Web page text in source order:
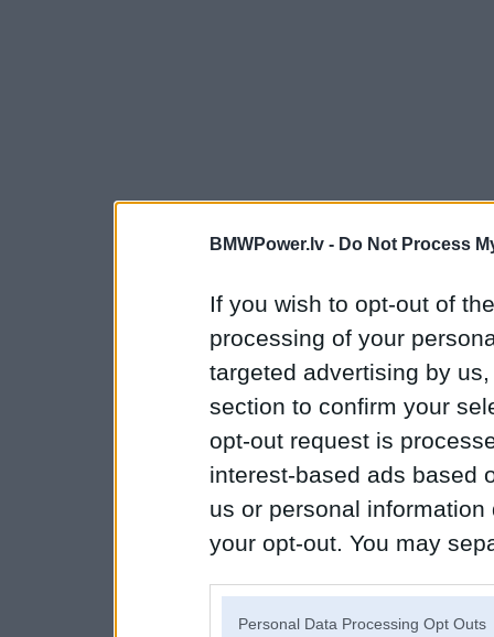
BMWPower.lv - Do Not Process
If you wish to opt-out of
processing of your
targeted advertising by
section to confirm your
opt-out request is
interest-based ads based
us or personal
your opt-out. You may
Personal Data Processing Opt Outs